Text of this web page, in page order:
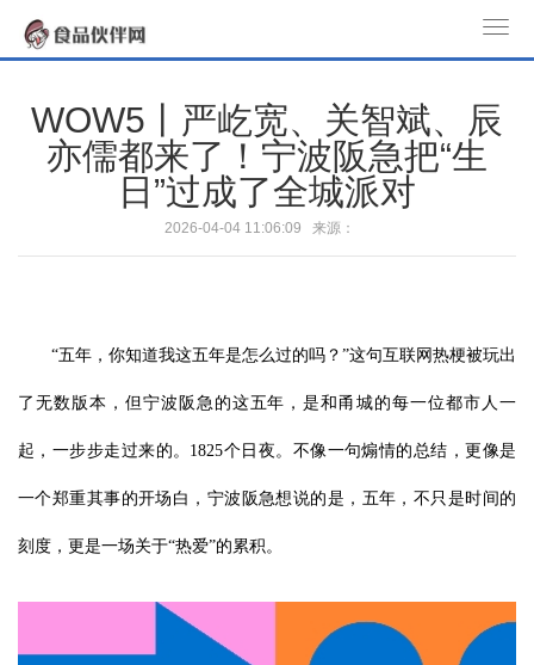
o
a
o
WOW5丨严屹宽、关智斌、辰
亦儒都来了！宁波阪急把“生
日”过成了全城派对
2026-04-04 11:06:09 来源：
“五年，你知道我这五年是怎么过的吗？”这句互联网热梗被玩出
了无数版本，但宁波阪急的这五年，是和甬城的每一位都市人一
起，一步步走过来的。1825个日夜。不像一句煽情的总结，更像是
一个郑重其事的开场白，宁波阪急想说的是，五年，不只是时间的
刻度，更是一场关于“热爱”的累积。